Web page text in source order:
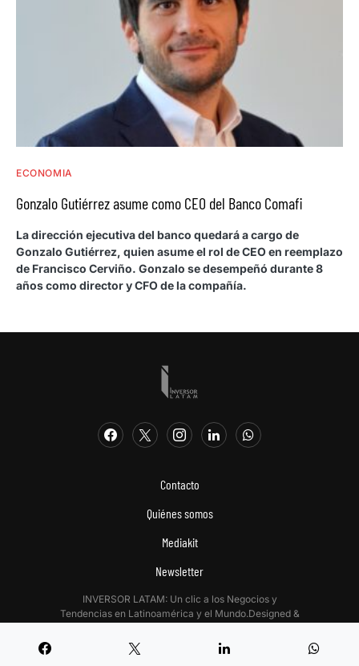
ECONOMIA
Gonzalo Gutiérrez asume como CEO del Banco Comafi
La dirección ejecutiva del banco quedará a cargo de
Gonzalo Gutiérrez, quien asume el rol de CEO en reemplazo
de Francisco Cerviño. Gonzalo se desempeñó durante 8
años como director y CFO de la compañía.
Contacto
Quiénes somos
Mediakit
Newsletter
INVERSOR LATAM: Un clic a los Negocios y
Tendencias en Latinoamérica y el Mundo.Designed &